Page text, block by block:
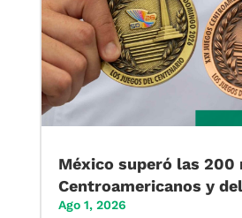
México superó las 200
Centroamericanos y
Ago 1, 2026